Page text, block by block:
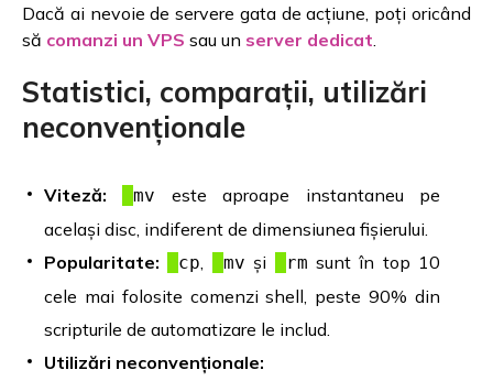
Dacă ai nevoie de servere gata de acțiune, poți oricând
să comanzi un VPS sau un server dedicat
Statistici, comparații, utilizări
neconvenționale
Viteză: mv
este aproape instantaneu pe
același disc, indiferent de dimensiunea fișierului.
Popularitate:
cp mv și rm sunt în top 10
cele mai folosite comenzi shell, peste 90% din
scripturile de automatizare le includ.
Utilizări neconvenționale: